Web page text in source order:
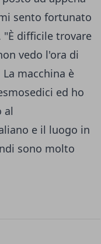
sento fortunato
"È difficile trovare
vedo l'ora di
macchina è
ed ho
al
e il luogo in
sono molto